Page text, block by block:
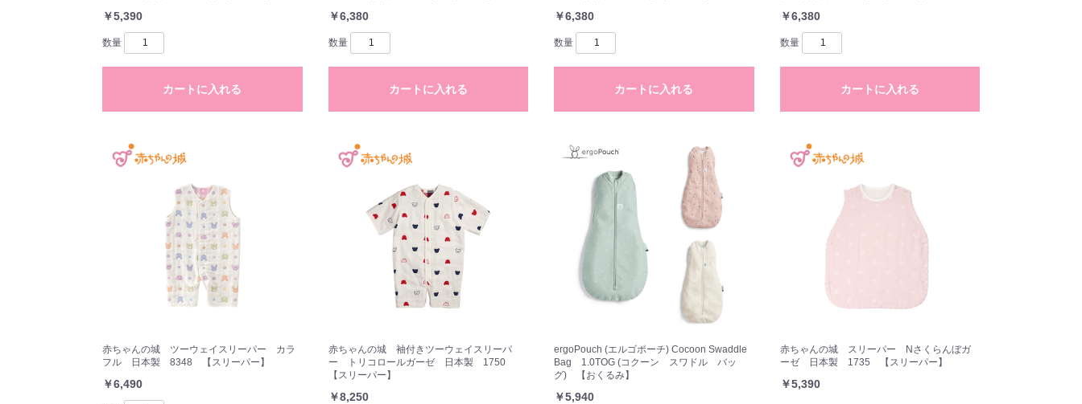
￥5,390
数量
カートに入れる
￥6,380
数量
カートに入れる
￥6,380
数量
カートに入れる
￥6,380
数量
カートに入れる
赤ちゃんの城 ツーウェイスリーパー カラ
フル 日本製 8348 【スリーパー】
￥6,490
赤ちゃんの城 袖付きツーウェイスリーパ
ー トリコロールガーゼ 日本製 1750
【スリーパー】
￥8,250
ergoPouch (エルゴポーチ) Cocoon Swaddle
Bag 1.0TOG (コクーン スワドル バッ
グ) 【おくるみ】
￥5,940
赤ちゃんの城 スリーパー Nさくらんぼガ
ーゼ 日本製 1735 【スリーパー】
￥5,390